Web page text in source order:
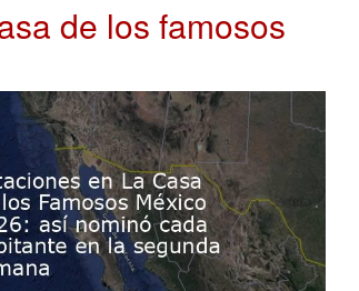
de los famosos